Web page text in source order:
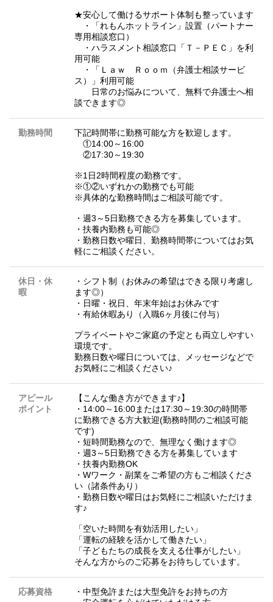
★安心して働けるサポート体制も整っています
・「れもんホットライン」設置（パートナー
専用相談窓口）
・ハラスメント相談窓口「Ｔ－ＰＥＣ」を利
用可能
・「Ｌａｗ Ｒｏｏｍ（弁護士相談サービ
ス）」利用可能
日常のお悩みについて、無料で弁護士へ相
談できます◎
勤務時間
下記時間帯に勤務可能な方を歓迎します。
①14:00～16:00
②17:30～19:30
※1日2時間程度の勤務です。
※①②いずれかの勤務でも可能
※具体的な勤務時間はご相談可能です。
・週3～5日勤務できる方を募集しています。
・扶養内勤務も可能◎
・勤務日数や曜日、勤務時間帯についてはお気
軽にご相談ください。
休日・休
暇
・シフト制（お休みの希望はできる限り考慮し
ます◎）
・日曜・祝日、年末年始はお休みです
・有給休暇あり（入職6ヶ月後に付与）
プライベートやご家庭の予定とも両立しやすい
環境です。
勤務日数や曜日については、メッセージなどで
お気軽にご相談ください♪
アピール
ポイント
【こんな働き方ができます♪】
・14:00～16:00または17:30～19:30の時間帯
に勤務できる方大歓迎(勤務時間のご相談可能
です)
・短時間勤務なので、無理なく働けます◎
・週3～5日勤務できる方を募集しています
・扶養内勤務OK
・Wワーク・副業をご希望の方もご相談くださ
い（諸条件あり）
・勤務日数や曜日はお気軽にご相談いただけま
す♪
「空いた時間を有効活用したい」
「運転の経験を活かして働きたい」
「子どもたちの成長を支える仕事がしたい」
そんな方からのご応募をお待ちしています。
応募資格
・中型免許または大型免許をお持ちの方